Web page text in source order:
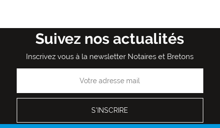
Suivez nos actualités
Inscrivez vous à la newsletter Notaires et Bretons